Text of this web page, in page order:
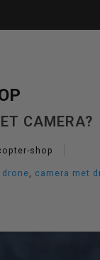
CAMERA?
shop
drone camera met